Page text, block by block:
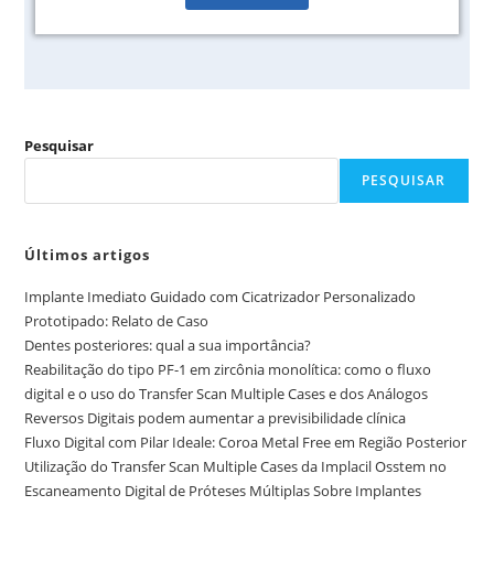
Pesquisar
PESQUISAR
Últimos artigos
Implante Imediato Guidado com Cicatrizador Personalizado
Prototipado: Relato de Caso
Dentes posteriores: qual a sua importância?
Reabilitação do tipo PF-1 em zircônia monolítica: como o fluxo
digital e o uso do Transfer Scan Multiple Cases e dos Análogos
Reversos Digitais podem aumentar a previsibilidade clínica
Fluxo Digital com Pilar Ideale: Coroa Metal Free em Região Posterior
Utilização do Transfer Scan Multiple Cases da Implacil Osstem no
Escaneamento Digital de Próteses Múltiplas Sobre Implantes